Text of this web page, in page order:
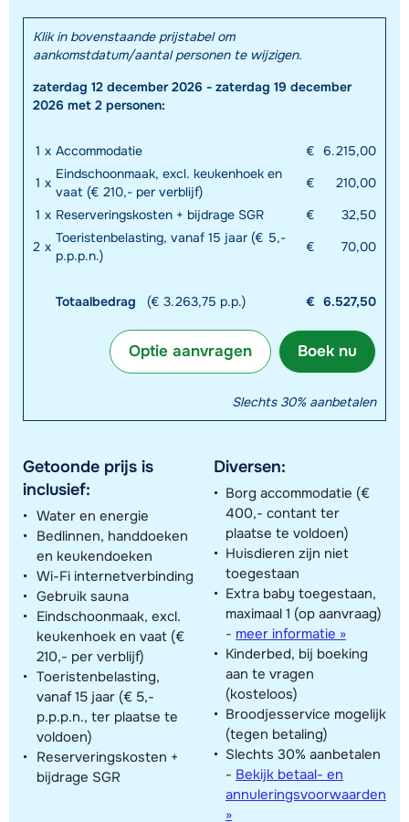
Klik in bovenstaande prijstabel om
aankomstdatum/aantal personen te wijzigen.
zaterdag 12 december 2026 - zaterdag 19 december
2026 met 2 personen:
1 x Accommodatie € 6.215,00
1 x
Eindschoonmaak, excl. keukenhoek en
vaat (€ 210,- per verblijf)
€
210,00
1 x Reserveringskosten + bijdrage SGR €
32,50
2 x
Toeristenbelasting, vanaf 15 jaar (€ 5,-
p.p.p.n.)
€ 70,00
Totaalbedrag (€ 3.263,75 p.p.) € 6.527,50
Boek nu
Optie aanvragen
Slechts 30% aanbetalen
Getoonde prijs is
inclusief:
Water en energie
Bedlinnen, handdoeken
en keukendoeken
Wi-Fi internetverbinding
Gebruik sauna
Eindschoonmaak, excl.
keukenhoek en vaat (€
210,- per verblijf)
Toeristenbelasting,
vanaf 15 jaar (€ 5,-
p.p.p.n., ter plaatse te
voldoen)
Reserveringskosten +
bijdrage SGR
Diversen:
Borg accommodatie (€
400,- contant ter
plaatse te voldoen)
Huisdieren zijn niet
toegestaan
Extra baby toegestaan,
maximaal 1 (op aanvraag)
- meer informatie »
Kinderbed, bij boeking
aan te vragen
(kosteloos)
Broodjesservice mogelijk
(tegen betaling)
Slechts 30% aanbetalen
- Bekijk betaal- en
annuleringsvoorwaarden
»